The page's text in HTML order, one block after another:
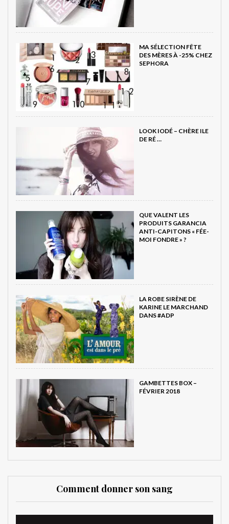
MA SÉLECTION FÊTE
DES MÈRES À -25% CHEZ
SEPHORA
LOOK IODÉ – CHÈRE ILE
DE RÉ …
QUE VALENT LES
PRODUITS GARANCIA
ANTI-CAPITONS « FÉE-
MOI FONDRE » ?
LA ROBE SIRÈNE DE
KARINE LE MARCHAND
DANS #ADP
GAMBETTES BOX –
FÉVRIER 2018
Comment donner son sang